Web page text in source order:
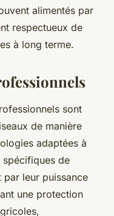
alimentés par
respectueux de
à long terme.
sont
de manière
adaptées à
spécifiques de
leur puissance
une protection